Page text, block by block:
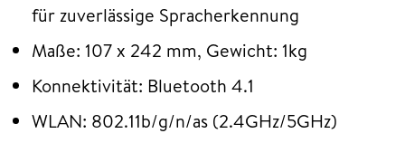
für zuverlässige Spracherkennung
Maße: 107 x 242 mm, Gewicht: 1kg
Konnektivität: Bluetooth 4.1
WLAN: 802.11b/g/n/as (2.4GHz/5GHz)